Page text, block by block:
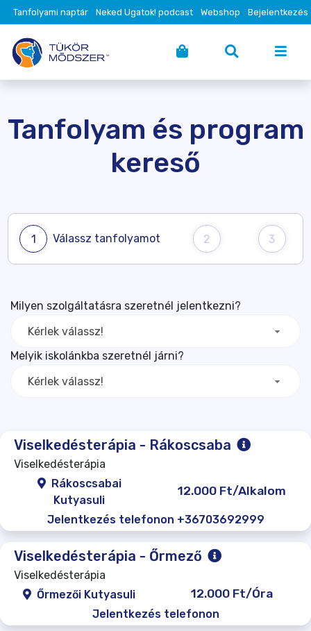
Tanfolyami naptár Neked Ugatok! podcast Webshop Bejelentkezés
Tanfolyam és program
kereső
1 Válassz tanfolyamot 2 3
Milyen szolgáltatásra szeretnél jelentkezni?
Kérlek válassz!
Melyik iskolánkba szeretnél járni?
Kérlek válassz!
Viselkedésterápia - Rákoscsaba
Viselkedésterápia
Rákoscsabai
Kutyasuli
12.000 Ft/Alkalom
Jelentkezés telefonon +36703692999
Viselkedésterápia - Őrmező
Viselkedésterápia
Őrmezői Kutyasuli
12.000 Ft/Óra
Jelentkezés telefonon